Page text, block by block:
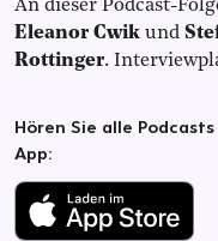
An dieser Podcast-
Eleanor Cwik und
Rottinger.
Hören Sie alle
App: